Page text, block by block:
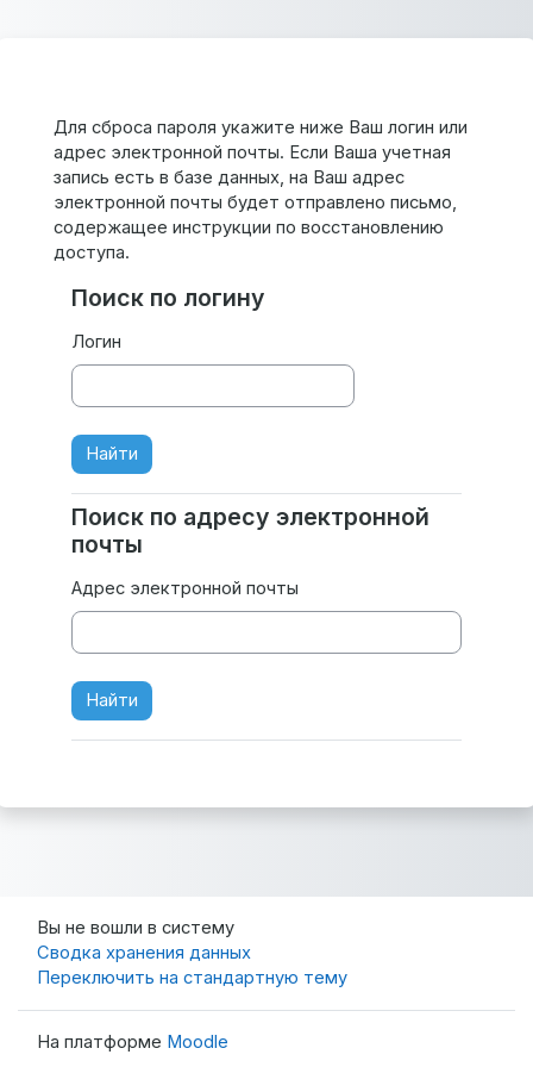
Для сброса пароля укажите ниже Ваш логин или
адрес электронной почты. Если Ваша учетная
запись есть в базе данных, на Ваш адрес
электронной почты будет отправлено письмо,
содержащее инструкции по восстановлению
доступа.
Поиск по логину
Поиск по логину
Логин
Поиск по адресу электронной почты
Поиск по адресу электронной
почты
Адрес электронной почты
Вы не вошли в систему
Сводка хранения данных
Переключить на стандартную тему
На платформе Moodle